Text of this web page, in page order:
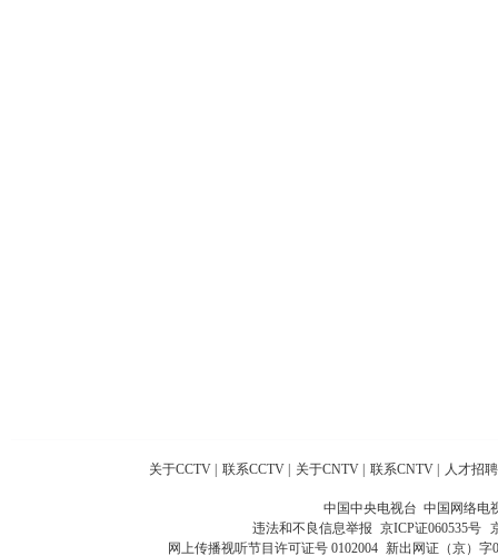
关于CCTV 联系CCTV 关于CNTV 联系CNTV 人才招聘
中国中央电视台 中国网络电
违法和不良信息举报 京ICP证060535号
网上传播视听节目许可证号 0102004 新出网证（京）